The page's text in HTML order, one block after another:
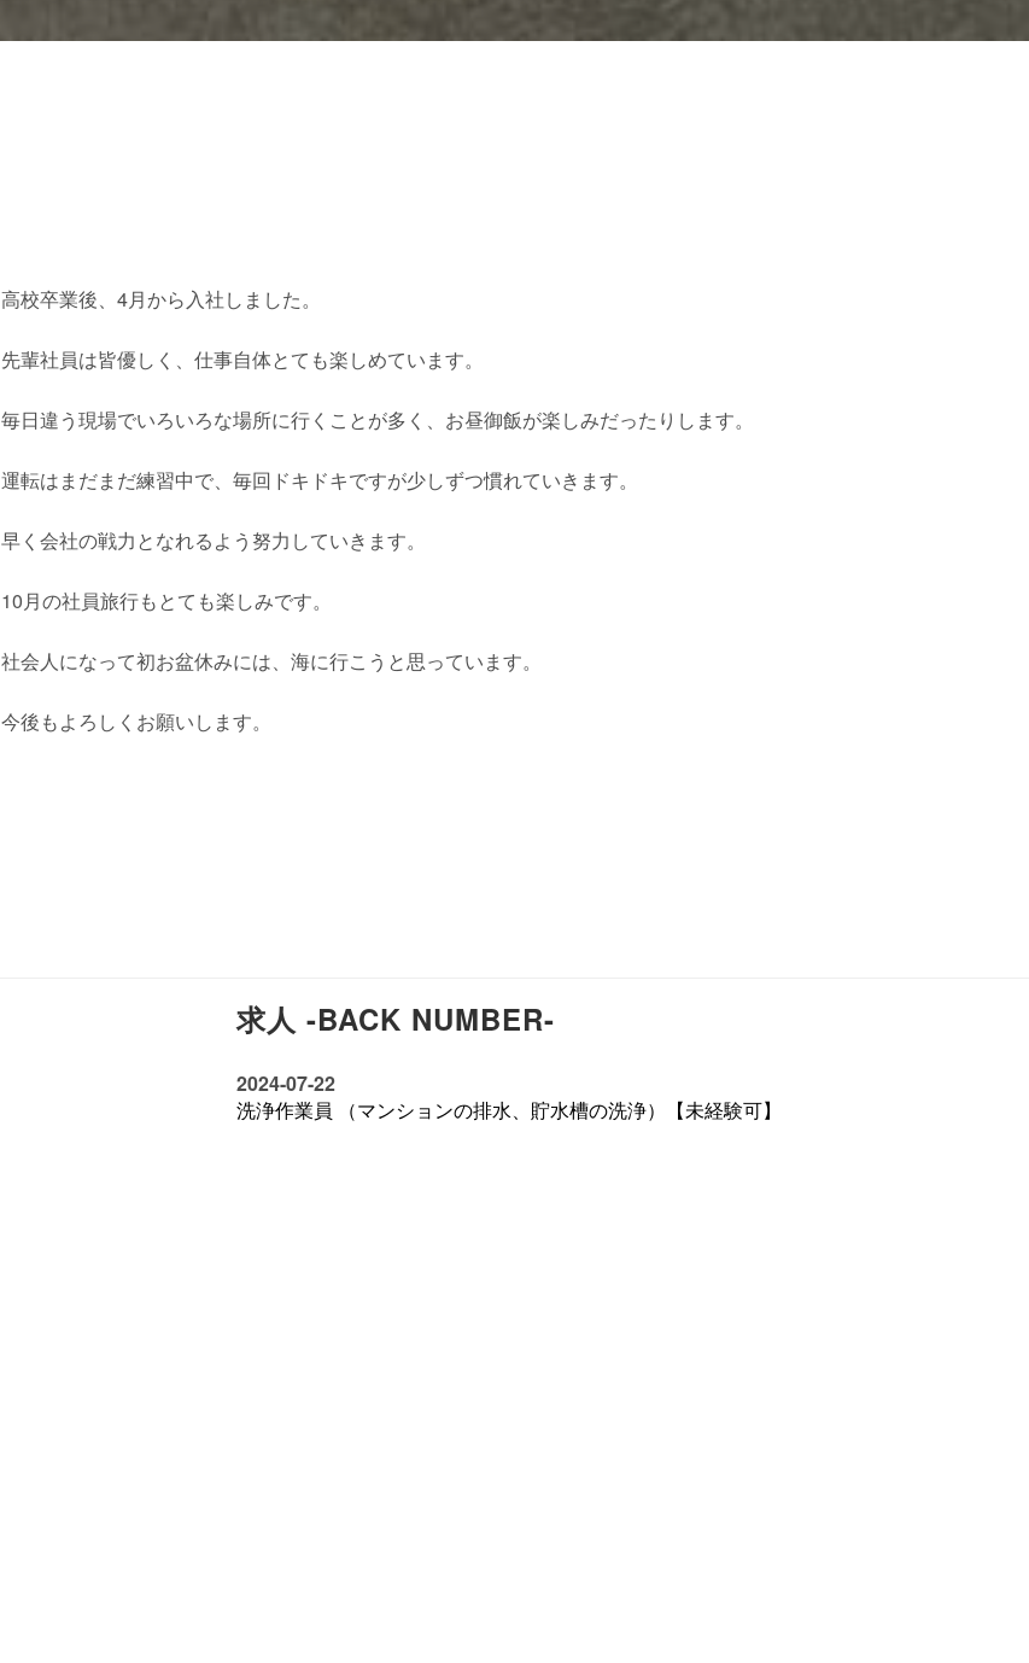
高校卒業後、4月から入社しました。
先輩社員は皆優しく、仕事自体とても楽しめています。
毎日違う現場でいろいろな場所に行くことが多く、お昼御飯が楽しみだったりします。
運転はまだまだ練習中で、毎回ドキドキですが少しずつ慣れていきます。
早く会社の戦力となれるよう努力していきます。
10月の社員旅行もとても楽しみです。
社会人になって初お盆休みには、海に行こうと思っています。
今後もよろしくお願いします。
求人 -BACK NUMBER-
2024-07-22
洗浄作業員 （マンションの排水、貯水槽の洗浄）【未経験可】